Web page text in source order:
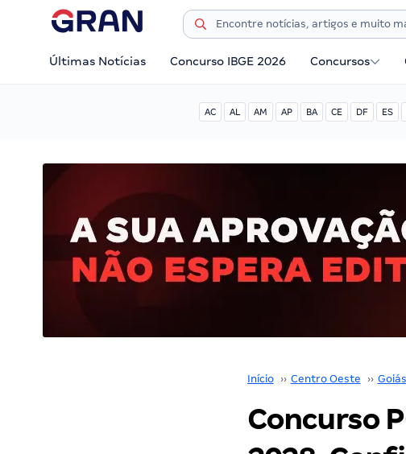
Últimas Notícias Concurso IBGE 2026 Concursos
AC AL AM AP BA CE DF ES
Início ›› Centro Oeste ›› Goiás
Concurso